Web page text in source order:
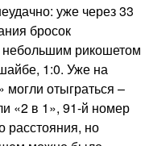
уже через 33
бросок
рикошетом
1:0. Уже на
отыграться –
«2 в 1», 91-й номер
расстояния, но